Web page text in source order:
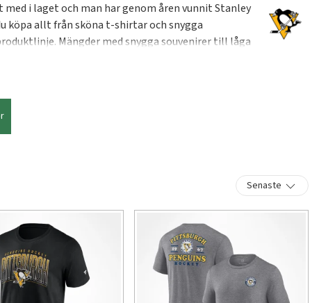
i laget och man har genom åren vunnit Stanley
köpa allt från sköna t-shirtar och snygga
Mängder med snygga souvenirer till låga
Senaste